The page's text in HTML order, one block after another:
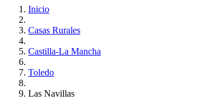
Inicio
Casas Rurales
Castilla-La Mancha
Toledo
Las Navillas